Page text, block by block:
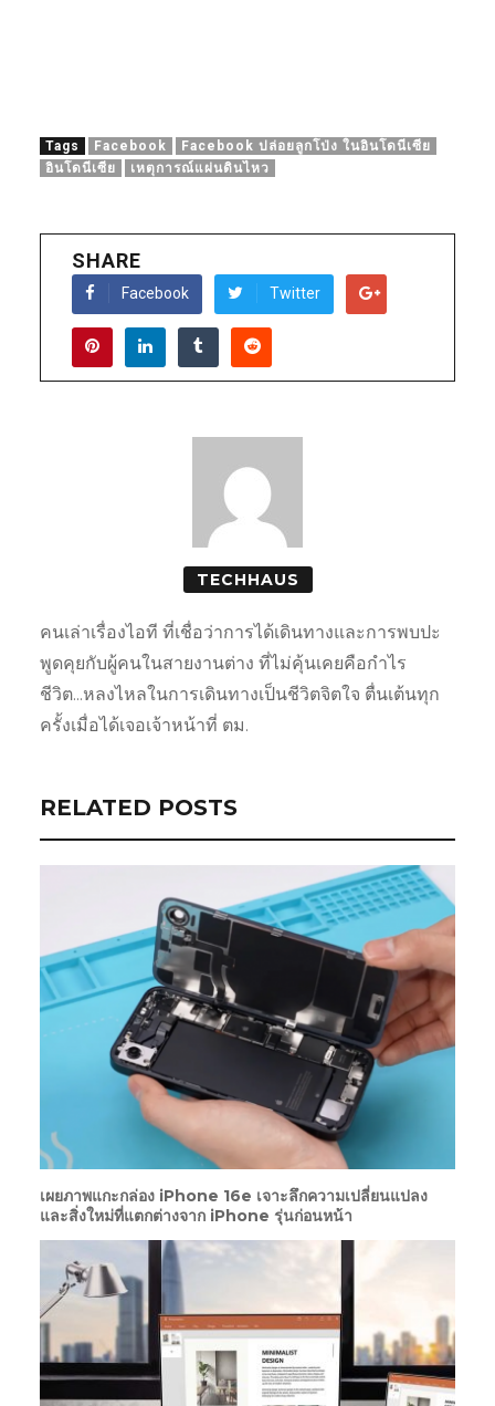
Tags Facebook
Facebook ปล่อยลูกโป่ง ในอินโดนีเซีย
อินโดนีเซีย
เหตุการณ์แผ่นดินไหว
SHARE
Facebook Twitter
TECHHAUS
คนเล่าเรื่องไอที ที่เชื่อว่าการได้เดินทางและการพบปะ
พูดคุยกับผู้คนในสายงานต่าง ที่ไม่คุ้นเคยคือกำไร
ชีวิต...หลงไหลในการเดินทางเป็นชีวิตจิตใจ ตื่นเต้นทุก
ครั้งเมื่อได้เจอเจ้าหน้าที่ ตม.
RELATED POSTS
เผยภาพแกะกล่อง iPhone 16e เจาะลึกความเปลี่ยนแปลง
และสิ่งใหม่ที่แตกต่างจาก iPhone รุ่นก่อนหน้า